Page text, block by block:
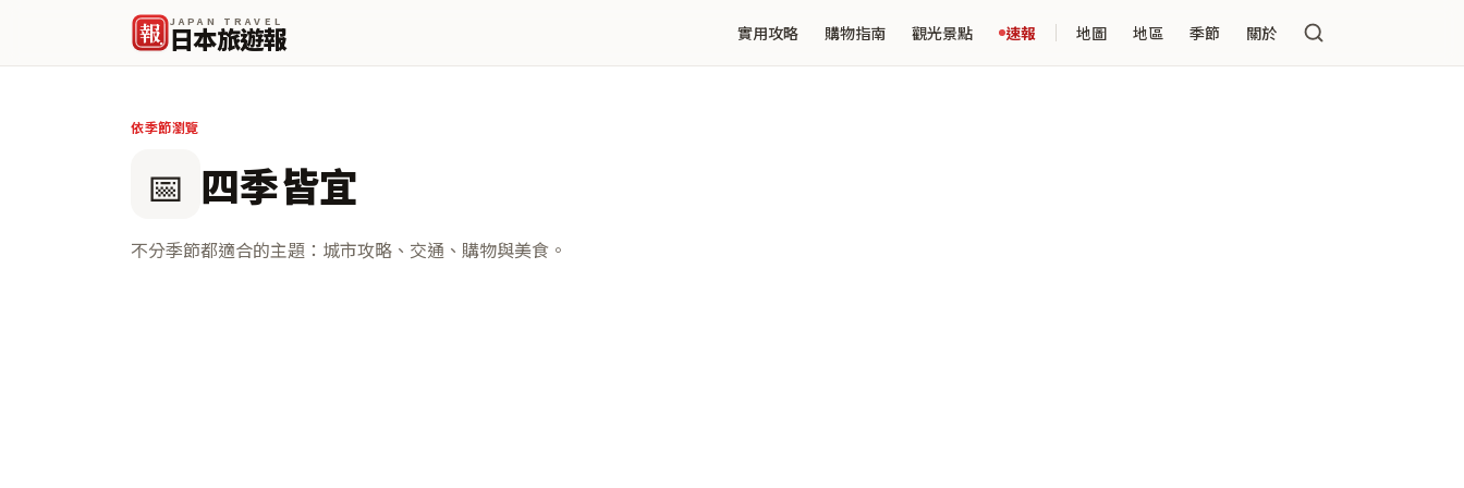
報 JAPAN TRAVEL
日本旅遊報 實用攻略 購物指南 觀光景點 速報 地圖 地區 季節 關於
依季節瀏覽
📅 四季皆宜
不分季節都適合的主題：城市攻略、交通、購物與美食。